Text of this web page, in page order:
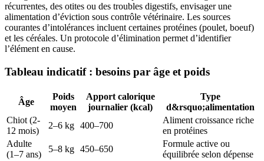
récurrentes, des otites ou des troubles digestifs, envisager une
alimentation d’éviction sous contrôle vétérinaire. Les sources
courantes d’intolérances incluent certaines protéines (poulet, boeuf)
et les céréales. Un protocole d’élimination permet d’identifier
l’élément en cause.
Tableau indicatif : besoins par âge et poids
Âge
Poids
moyen
Apport calorique
journalier (kcal)
Type
d&rsquo;alimentation
Chiot (2-
12 mois)
2–6 kg 400–700
Aliment croissance riche
en protéines
Adulte
(1–7 ans)
5–8 kg 450–650
Formule active ou
équilibrée selon dépense